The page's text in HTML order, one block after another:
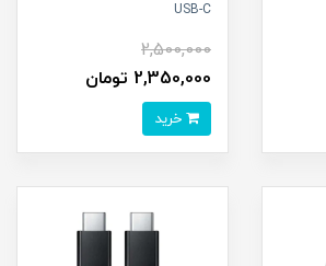
USB-C
2,500,000
2,350,000 تومان